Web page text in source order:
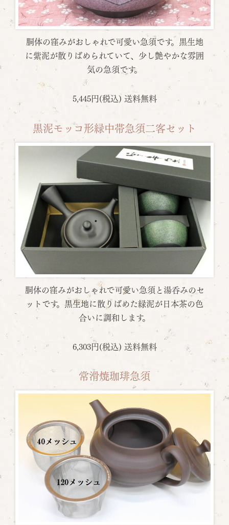
胴体の窪みがおしゃれで可愛い急須です。黒生地
に紫泥が散りばめられていて、少し艶やかな雰囲
気の急須です。
5,445円(税込) 送料無料
黒泥モッコ形緑中帯急須二客セット
胴体の窪みがおしゃれで可愛い急須と湯呑みのセ
ットです。黒生地に散りばめた緑泥が日本茶の色
合いに調和します。
6,303円(税込) 送料無料
常滑焼珈琲急須